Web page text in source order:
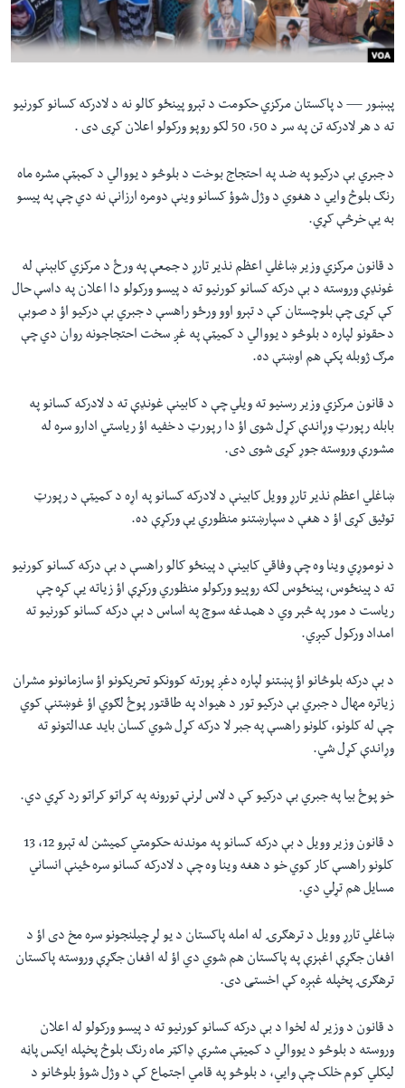
دلته
مخکې
لټون
اداریه
Learning English
FOLLOW US
ژبې
پېښور — د پاکستان مرکزي حکومت د تېرو پینځو کالو نه د لادرکه کسانو کورنیو
ته د هر لادرکه تن په سر د 50، 50 لکو روپو ورکولو اعلان کړی دی .
د جبري بې درکیو په ضد په احتجاج بوخت د بلوڅو د یووالي د کمېټې مشره ماه
رنګ بلوڅ وایي د هغوي د وژل شوؤ کسانو وینې دومره ارزانې نه دي چې په پيسو
به یې خرڅې کړي.
د قانون مرکزي وزیر ښاغلي اعظم نذیر تارړ د جمعې په ورځ د مرکزي کابېنې له
غونډې وروسته د بې درکه کسانو کورنیو ته د پیسو ورکولو دا اعلان په داسې حال
کې کړی چې بلوچستان کې د تېرو اوو ورځو راهسې د جبري بې درکیو اؤ د صوبې
د حقونو لپاره د بلوڅو د یووالي د کمیټې په غږ سخت احتجاجونه روان دي چې
مرګ ژوبله پکې هم اوښتې ده.
د قانون مرکزي وزیر رسنیو ته ویلي چې د کابینې غونډې ته د لادرکه کسانو په
بابله رپورټ وړاندې کړل شوی اؤ دا رپورټ د خفیه اؤ ریاستي ادارو سره له
مشورې وروسته جوړ کړی شوی دی.
ښاغلي اعظم نذیر تارړ وویل کابینې د لادرکه کسانو په اړه د کمیټې د رپورټ
توثیق کړی اؤ د هغې د سپارښتنو منظوري یې ورکړې ده.
د نوموړي وینا وه چې وفاقي کابینې د پینځو کالو راهسې د بې درکه کسانو کورنیو
ته د پینځوس، پینځوس لکه روپیو ورکولو منظوري ورکړې اؤ زیاته یې کړه چې
ریاست د مور په څېر وي د همدغه سوچ په اساس د بې درکه کسانو کورنیو ته
امداد ورکول کیږي.
د بې درکه بلوڅانو اؤ پښتنو لپاره دغږ پورته کوونکو تحریکونو اؤ سازمانونو مشران
زیاتره مهال د جبري بې درکیو تور د هیواد په طاقتور پوځ لګوي اؤ غوښتنې کوي
چې له کلونو، کلونو راهسې په جبر لا درکه کړل شوي کسان باید عدالتونو ته
وړاندې کړل شي.
خو پوځ بیا په جبري بې درکیو کې د لاس لرنې تورونه په کراتو کراتو رد کړي دي.
د قانون وزیر وویل د بې درکه کسانو په موندنه حکومتي کمیشن له تېرو 12، 13
کلونو راهسې کار کوي خو د هغه وینا وه چې د لادرکه کسانو سره ځينې انساني
مسایل هم تړلي دي.
ښاغلي تارړ وویل د ترهګرۍ له امله پاکستان د یو لړ چیلنجونو سره مخ دی اؤ د
افغان جګړې اغېزې په پاکستان هم شوي دي اؤ له افغان جګړې وروسته پاکستان
ترهګرۍ پخپله غېږه کې اخستی دی.
د قانون د وزیر له لخوا د بې درکه کسانو کورنیو ته د پيسو ورکولو له اعلان
وروسته د بلوڅو د یووالي د کمیټې مشرې ډاکټر ماه رنګ بلوڅ پخپله ایکس پاڼه
لیکلي کوم خلک چې وایي، د بلوڅو په قامي اجتماع کې د وژل شوؤ بلوڅانو د